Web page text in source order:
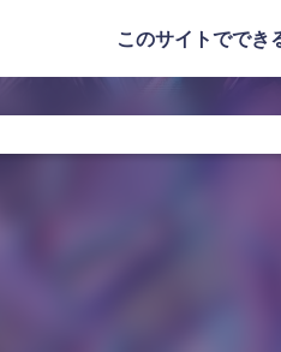
このサイトででき